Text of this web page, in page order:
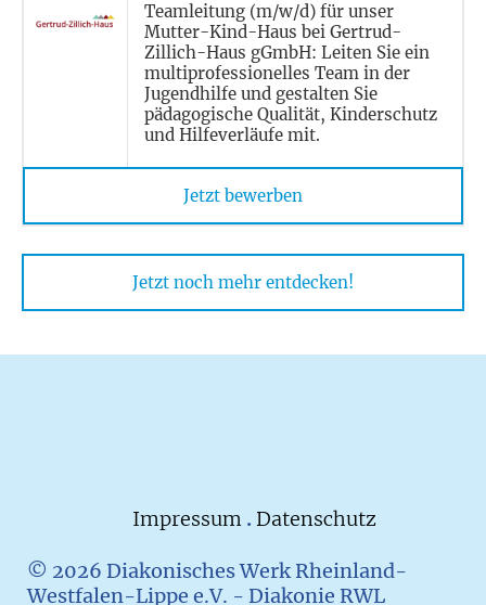
Teamleitung (m/w/d) für unser
Mutter-Kind-Haus bei Gertrud-
Zillich-Haus gGmbH: Leiten Sie ein
multiprofessionelles Team in der
Jugendhilfe und gestalten Sie
pädagogische Qualität, Kinderschutz
und Hilfeverläufe mit.
Jetzt bewerben
Jetzt noch mehr entdecken!
Impressum . Datenschutz
© 2026 Diakonisches Werk Rheinland-
Westfalen-Lippe e.V. - Diakonie RWL